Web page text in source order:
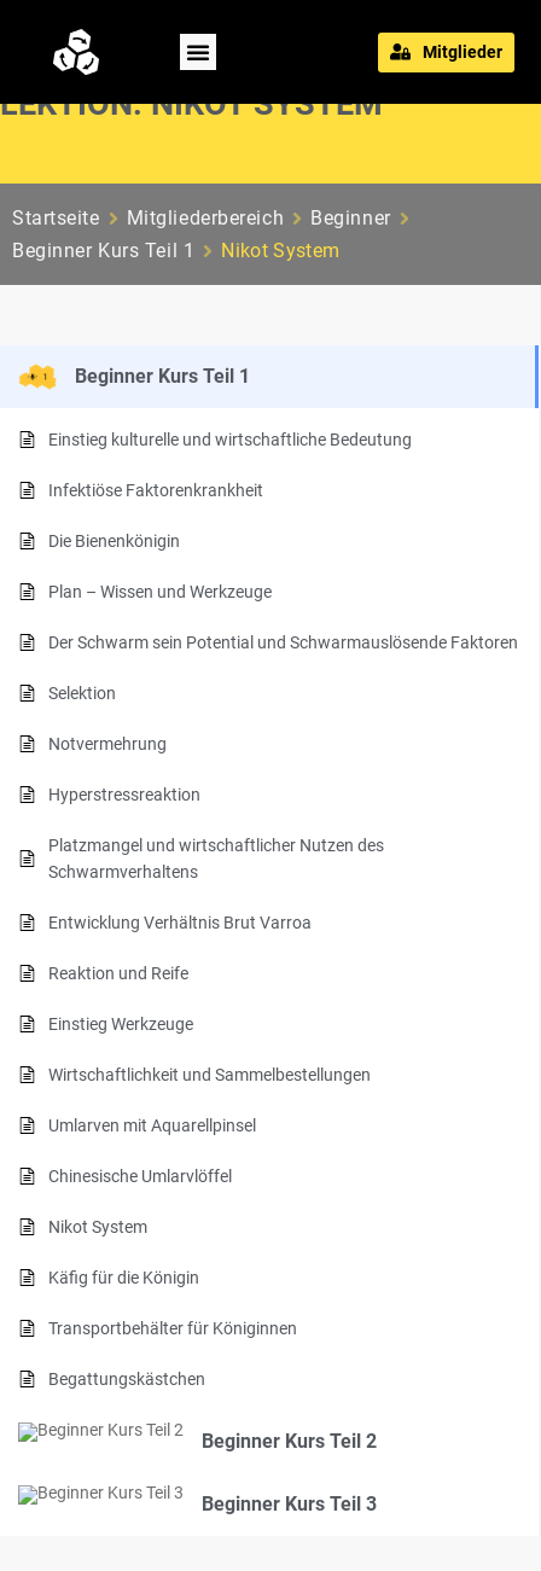
Mitglieder
LEKTION: NIKOT SYSTEM
Startseite Mitgliederbereich
Beginner
Beginner Kurs Teil 1
Nikot System
Beginner Kurs Teil 1
Einstieg kulturelle und wirtschaftliche Bedeutung
Infektiöse Faktorenkrankheit
Die Bienenkönigin
Plan – Wissen und Werkzeuge
Der Schwarm sein Potential und Schwarmauslösende Faktoren
Selektion
Notvermehrung
Hyperstressreaktion
Platzmangel und wirtschaftlicher Nutzen des
Schwarmverhaltens
Entwicklung Verhältnis Brut Varroa
Reaktion und Reife
Einstieg Werkzeuge
Wirtschaftlichkeit und Sammelbestellungen
Umlarven mit Aquarellpinsel
Chinesische Umlarvlöffel
Nikot System
Käfig für die Königin
Transportbehälter für Königinnen
Begattungskästchen
Beginner Kurs Teil 2
Beginner Kurs Teil 3